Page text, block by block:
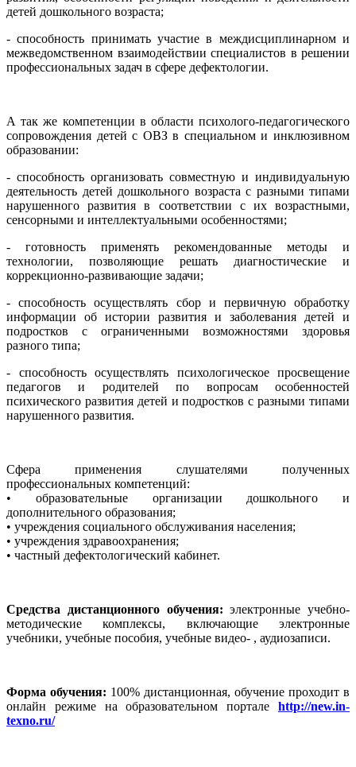
детей дошкольного возраста;
- способность принимать участие в междисциплинарном и
межведомственном взаимодействии специалистов в решении
профессиональных задач в сфере дефектологии.
А так же компетенции в области психолого-педагогического
сопровождения детей с ОВЗ в специальном и инклюзивном
образовании:
- способность организовать совместную и индивидуальную
деятельность детей дошкольного возраста с разными типами
нарушенного развития в соответствии с их возрастными,
сенсорными и интеллектуальными особенностями;
- готовность применять рекомендованные методы и
технологии, позволяющие решать диагностические и
коррекционно-развивающие задачи;
- способность осуществлять сбор и первичную обработку
информации об истории развития и заболевания детей и
подростков с ограниченными возможностями здоровья
разного типа;
- способность осуществлять психологическое просвещение
педагогов и родителей по вопросам особенностей
психического развития детей и подростков с разными типами
нарушенного развития.
Сфера применения слушателями полученных
профессиональных компетенций:
• образовательные организации дошкольного и
дополнительного образования;
• учреждения социального обслуживания населения;
• учреждения здравоохранения;
• частный дефектологический кабинет.
Средства дистанционного обучения: электронные учебно-
методические комплексы, включающие электронные
учебники, учебные пособия, учебные видео- , аудиозаписи.
Форма обучения: 100% дистанционная, обучение проходит в
онлайн режиме на образовательном портале http://new.in-
texno.ru/